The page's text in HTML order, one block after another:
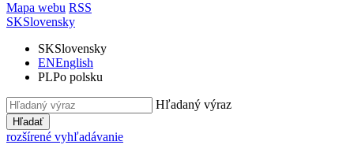
Mapa webu RSS
SKSlovensky
SKSlovensky
ENEnglish
PLPo polsku
Hľadaný výraz
Hľadať
rozšírené vyhľadávanie